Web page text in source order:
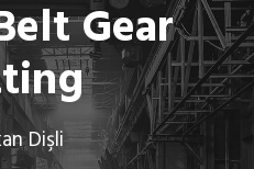
Gear
Dişli